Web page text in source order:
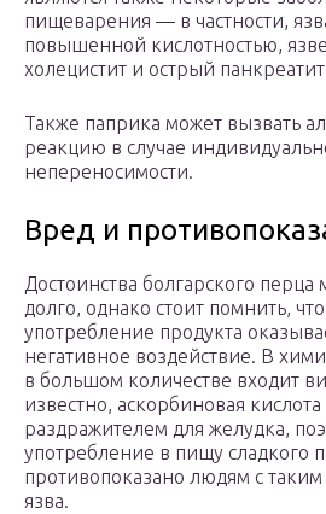
пищеварения — в частности,
повышенной кислотностью,
холецистит и острый
Также паприка может вызвать
реакцию в случае
непереносимости.
Вред и
Достоинства болгарского
долго, однако стоит помнить,
употребление продукта
негативное воздействие. В
в большом количестве входит
известно, аскорбиновая
раздражителем для желудка,
употребление в пищу сладкого
противопоказано людям с
язва.